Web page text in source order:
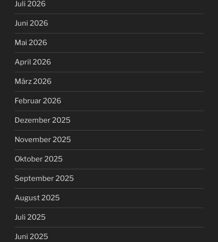
Juli 2026
Juni 2026
Mai 2026
April 2026
März 2026
Februar 2026
Dezember 2025
November 2025
Oktober 2025
September 2025
August 2025
Juli 2025
Juni 2025